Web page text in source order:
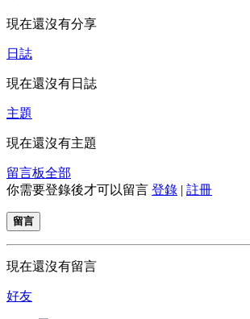
現在還沒有分享
日誌
現在還沒有日誌
主題
現在還沒有主題
留言板全部
你需要登錄後才可以留言 登錄 | 註冊
留言
現在還沒有留言
好友